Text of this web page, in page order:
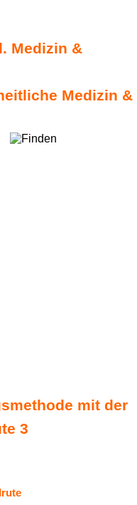
Medizin &
Medizin &
mit der
3